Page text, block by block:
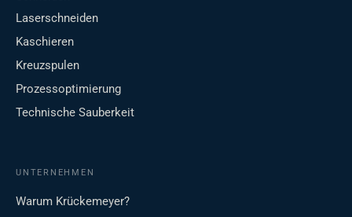
Laserschneiden
Kaschieren
Kreuzspulen
Prozessoptimierung
Technische Sauberkeit
UNTERNEHMEN
Warum Krückemeyer?